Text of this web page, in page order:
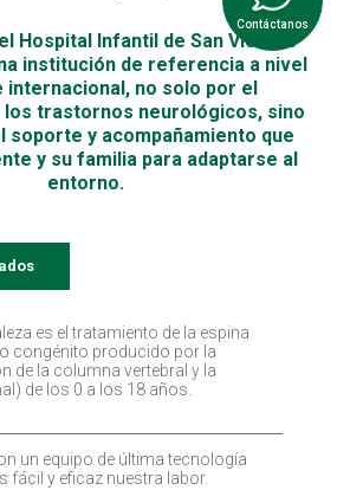
Hospital Infantil de San Vicente
institución de referencia a nivel
internacional, no solo por el
trastornos neurológicos, sino
soporte y acompañamiento que
y su familia para adaptarse al
entorno.
es el tratamiento de la espina
congénito producido por la
de la columna vertebral y la
de los 0 a los 18 años.
un equipo de última tecnología
fácil y eficaz nuestra labor.
Contáctanos